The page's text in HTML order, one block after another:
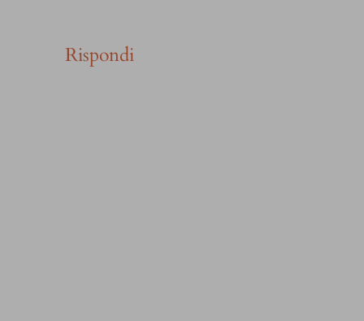
Rispondi